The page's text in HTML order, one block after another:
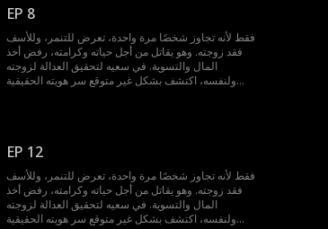
EP 8
فقط لأنه تجاوز شخصًا مرة واحدة، تعرض للتنمر، وللأسف
فقد زوجته. وهو يقاتل من أجل حياته وكرامته، رفض أخذ
المال والتسوية. في سعيه لتحقيق العدالة لزوجته
ولنفسه، اكتشف بشكل غير متوقع سر هويته الحقيقية
EP 12
فقط لأنه تجاوز شخصًا مرة واحدة، تعرض للتنمر، وللأسف
فقد زوجته. وهو يقاتل من أجل حياته وكرامته، رفض أخذ
المال والتسوية. في سعيه لتحقيق العدالة لزوجته
ولنفسه، اكتشف بشكل غير متوقع سر هويته الحقيقية